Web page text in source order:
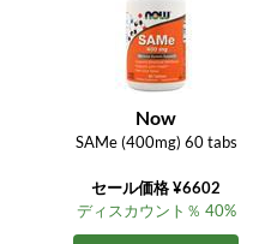
Now
SAMe (400mg) 60 tabs
セール価格 ¥6602
ディスカウント％ 40%